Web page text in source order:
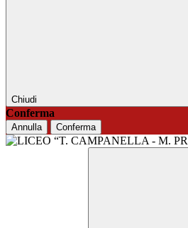
Chiudi
Conferma
Annulla Conferma